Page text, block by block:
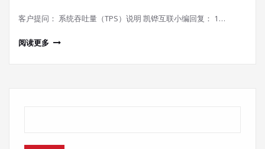
客户提问： 系统吞吐量（TPS）说明 凯铧互联小编回复： 1…
阅读更多